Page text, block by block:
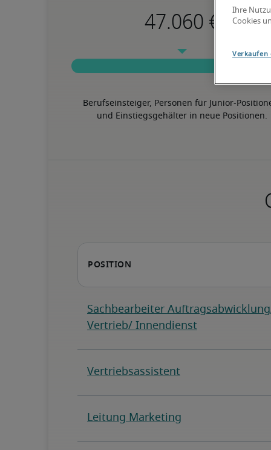
Berufseinsteiger, Personen für Junior-
und Einstiegsgehälter in neue Positionen.
Ihre
Cookies
Verkaufen